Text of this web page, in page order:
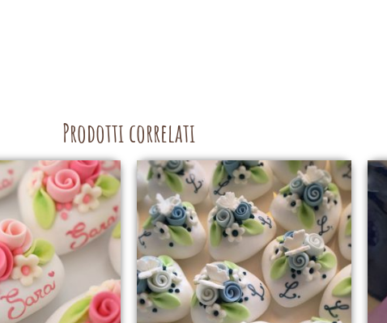
Prodotti correlati